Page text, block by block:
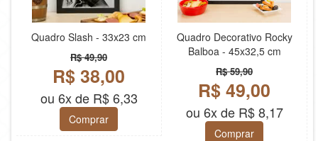
Quadro Slash - 33x23 cm
R$ 49,90
R$ 38,00
ou 6x de R$ 6,33
Comprar
Quadro Decorativo Rocky
Balboa - 45x32,5 cm
R$ 59,90
R$ 49,00
ou 6x de R$ 8,17
Comprar